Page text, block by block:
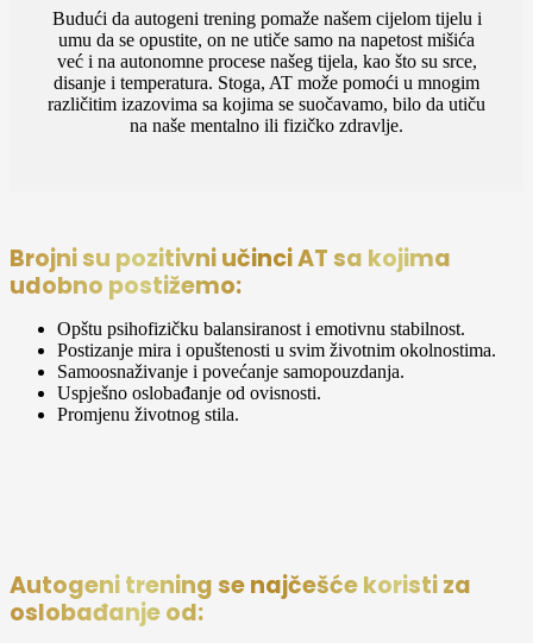
Budući da autogeni trening pomaže našem cijelom tijelu i
umu da se opustite, on ne utiče samo na napetost mišića
već i na autonomne procese našeg tijela, kao što su srce,
disanje i temperatura. Stoga, AT može pomoći u mnogim
različitim izazovima sa kojima se suočavamo, bilo da utiču
na naše mentalno ili fizičko zdravlje.
Brojni su pozitivni učinci AT sa kojima
udobno postižemo:
Opštu psihofizičku balansiranost i emotivnu stabilnost.
Postizanje mira i opuštenosti u svim životnim okolnostima.
Samoosnaživanje i povećanje samopouzdanja.
Uspješno oslobađanje od ovisnosti.
Promjenu životnog stila.
Autogeni trening se najčešće koristi za
oslobađanje od: